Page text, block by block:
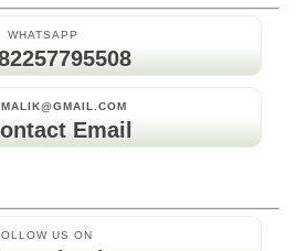
WHATSAPP
Email
US ON